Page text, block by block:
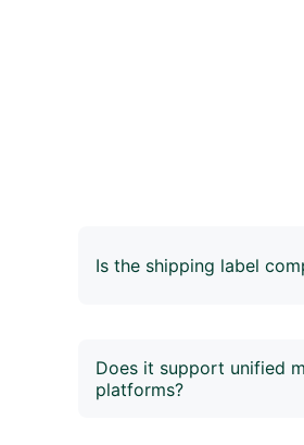
Is the shipping label
printing and includes the
type.
Does it support unified
platforms?